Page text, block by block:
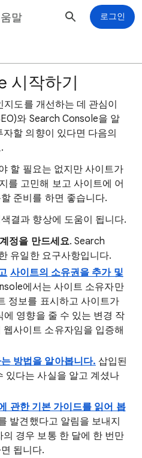
말 로그인
시작하기
도를 개선하는 데 관심이
와 Search Console을 알
할 의향이 있다면 다음의
할 필요는 없지만 사이트가
를 고민해 보고 사이트에 어
준비를 하면 좋습니다.
결과 향상에 도움이 됩니다.
정을 만드세요. Search
유일한 요구사항입니다.
사이트의 소유권을 추가 및
에서는 사이트 소유자만
정보를 표시하고 사이트가
영향을 줄 수 있는 변경 작
사이트 소유자임을 입증해
방법을 알아봅니다. 삽입된
있다는 사실을 알고 계셨나
관한 기본 가이드를 읽어 봅
발견했다고 알림을 보내지
경우 보통 한 달에 한 번만
됩니다.